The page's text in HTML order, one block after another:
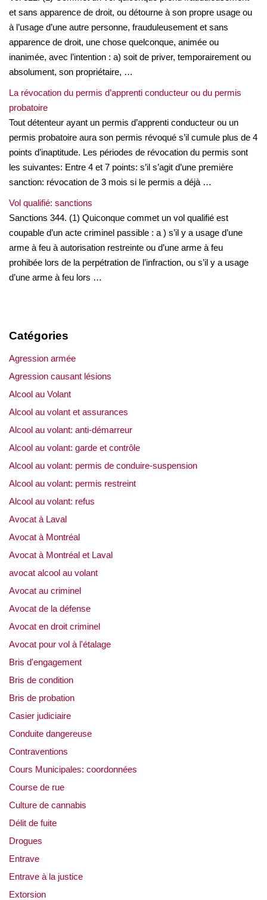
et sans apparence de droit, ou détourne à son propre usage ou
à l’usage d’une autre personne, frauduleusement et sans
apparence de droit, une chose quelconque, animée ou
inanimée, avec l’intention : a) soit de priver, temporairement ou
absolument, son propriétaire, …
La révocation du permis d’apprenti conducteur ou du permis
probatoire
Tout détenteur ayant un permis d’apprenti conducteur ou un
permis probatoire aura son permis révoqué s’il cumule plus de 4
points d’inaptitude. Les périodes de révocation du permis sont
les suivantes: Entre 4 et 7 points: s’il s’agit d’une première
sanction: révocation de 3 mois si le permis a déjà …
Vol qualifié: sanctions
Sanctions 344. (1) Quiconque commet un vol qualifié est
coupable d’un acte criminel passible : a ) s’il y a usage d’une
arme à feu à autorisation restreinte ou d’une arme à feu
prohibée lors de la perpétration de l’infraction, ou s’il y a usage
d’une arme à feu lors …
Catégories
Agression armée
Agression causant lésions
Alcool au Volant
Alcool au volant et assurances
Alcool au volant: anti-démarreur
Alcool au volant: garde et contrôle
Alcool au volant: permis de conduire-suspension
Alcool au volant: permis restreint
Alcool au volant: refus
Avocat à Laval
Avocat à Montréal
Avocat à Montréal et Laval
avocat alcool au volant
Avocat au criminel
Avocat de la défense
Avocat en droit criminel
Avocat pour vol à l'étalage
Bris d'engagement
Bris de condition
Bris de probation
Casier judiciaire
Conduite dangereuse
Contraventions
Cours Municipales: coordonnées
Course de rue
Culture de cannabis
Délit de fuite
Drogues
Entrave
Entrave à la justice
Extorsion